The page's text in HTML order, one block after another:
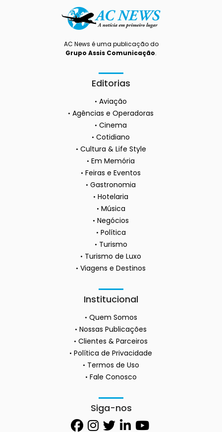
AC News é uma publicação do
Grupo Assis Comunicação.
Editorias
Aviação
Agências e Operadoras
Cinema
Cotidiano
Cultura & Life Style
Em Memória
Feiras e Eventos
Gastronomia
Hotelaria
Música
Negócios
Política
Turismo
Turismo de Luxo
Viagens e Destinos
Institucional
Quem Somos
Nossas Publicações
Clientes & Parceiros
Política de Privacidade
Termos de Uso
Fale Conosco
Siga-nos